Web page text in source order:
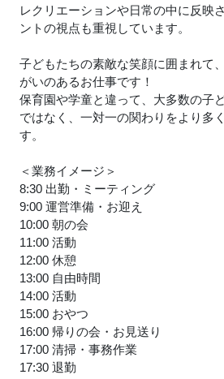
レクリエーションや日常の中に反映
ントの視点も重視しています。
子どもたちの素敵な笑顔に囲まれて
がいのあるお仕事です！
保育園や学童と違って、大多数の子
ではなく、一対一の関わりをより多
す。
＜業務イメージ＞
8:30 出勤・ミーティング
9:00 運営準備・お迎え
10:00 朝の会
11:00 活動
12:00 休憩
13:00 自由時間
14:00 活動
15:00 おやつ
16:00 帰りの会・お見送り
17:00 清掃・事務作業
17:30 退勤